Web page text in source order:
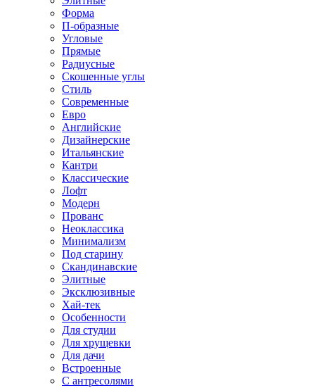
Форма
П-образные
Угловые
Прямые
Радиусные
Скошенные углы
Стиль
Современные
Евро
Английские
Дизайнерские
Итальянские
Кантри
Классические
Лофт
Модерн
Прованс
Неоклассика
Минимализм
Под старину
Скандинавские
Элитные
Эксклюзивные
Хай-тек
Особенности
Для студии
Для хрущевки
Для дачи
Встроенные
С антресолями